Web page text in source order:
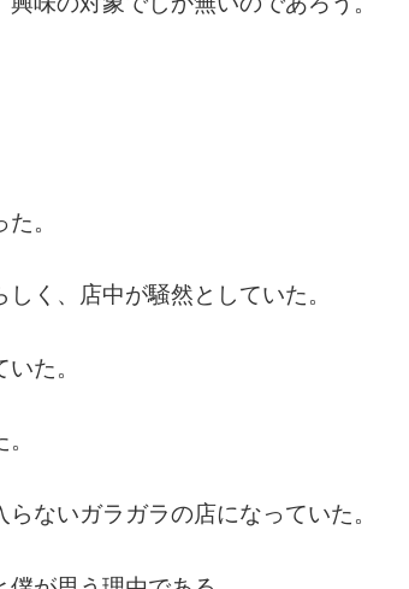
。
く、店中が騒然としていた。
た。
ないガラガラの店になっていた。